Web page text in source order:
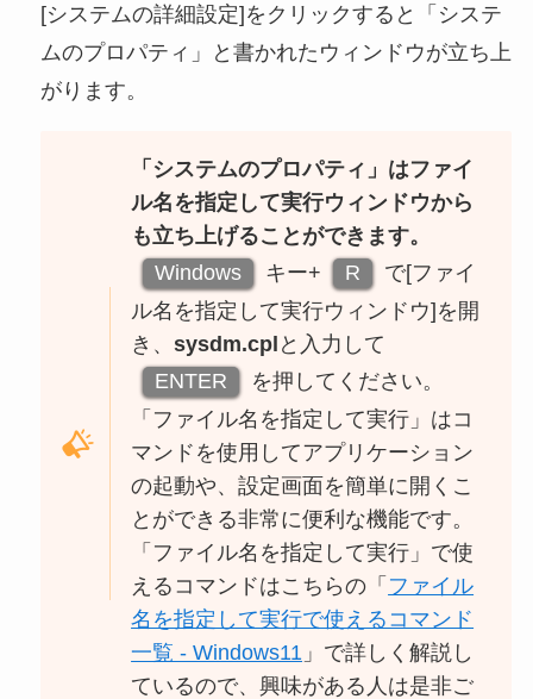
[システムの詳細設定]をクリックすると「システ
ムのプロパティ」と書かれたウィンドウが立ち上
がります。
「システムのプロパティ」はファイ
ル名を指定して実行ウィンドウから
も立ち上げることができます。
Windows
キー+ R
で[ファイ
ル名を指定して実行ウィンドウ]を開
き、sysdm.cpl と入力して
ENTER
を押してください。
「ファイル名を指定して実行」はコ
マンドを使用してアプリケーション
の起動や、設定画面を簡単に開くこ
とができる非常に便利な機能です。
「ファイル名を指定して実行」で使
えるコマンドはこちらの「 ファイル
名を指定して実行で使えるコマンド
一覧 - Windows11 」で詳しく解説し
ているので、興味がある人は是非ご